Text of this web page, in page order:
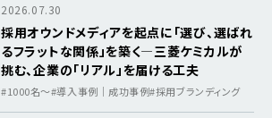
2026.07.30
採用オウンドメディアを起点に「選び、選ばれ
るフラットな関係」を築く―三菱ケミカルが
挑む、企業の「リアル」を届ける工夫
#1000名〜#導入事例｜成功事例#採用ブランディング